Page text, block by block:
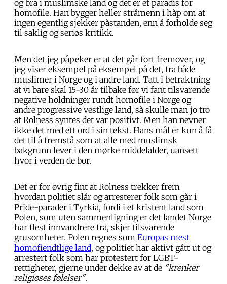
og bra i muslimske land og det er et paradis for
homofile. Han bygger heller stråmenn i håp om at
ingen egentlig sjekker påstanden, enn å forholde seg
til saklig og seriøs kritikk.
Men det jeg påpeker er at det går fort fremover, og
jeg viser eksempel på eksempel på det, fra både
muslimer i Norge og i andre land. Tatt i betraktning
at vi bare skal 15-30 år tilbake før vi fant tilsvarende
negative holdninger rundt homofile i Norge og
andre progressive vestlige land, så skulle man jo tro
at Rolness syntes det var positivt. Men han nevner
ikke det med ett ord i sin tekst. Hans mål er kun å få
det til å fremstå som at alle med muslimsk
bakgrunn lever i den mørke middelalder, uansett
hvor i verden de bor.
Det er for øvrig fint at Rolness trekker frem
hvordan politiet slår og arresterer folk som går i
Pride-parader i Tyrkia, fordi i et kristent land som
Polen, som uten sammenligning er det landet Norge
har flest innvandrere fra, skjer tilsvarende
grusomheter. Polen regnes som Europas mest
homofiendtlige land, og politiet har aktivt gått ut og
arrestert folk som har protestert for LGBT-
rettigheter, gjerne under dekke av at de "krenker
religiøses følelser".